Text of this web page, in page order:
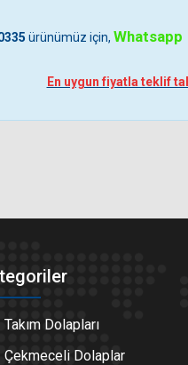
ürünümüz için, Whatsapp
En uygun fiyatla teklif
Takım Dolapları
Çekmeceli Dolaplar